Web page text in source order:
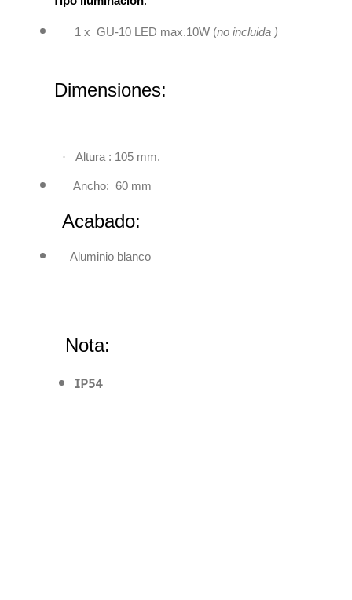
1 x GU-10 LED max.10W (no incluida )
Dimensiones:
· Altura : 105 mm.
Ancho: 60 mm
Acabado:
Aluminio blanco
Nota:
IP54